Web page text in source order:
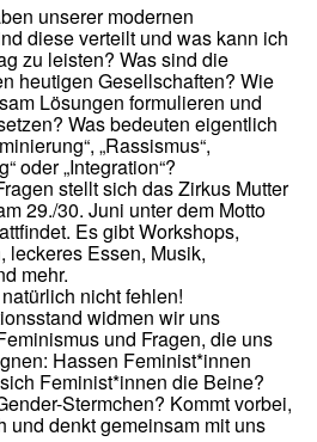
unserer modernen
diese verteilt und was kann ich
zu leisten? Was sind die
heutigen Gesellschaften? Wie
Lösungen formulieren und
Was bedeuten eigentlich
„Rassismus“,
oder „Integration“?
stellt sich das Zirkus Mutter
29./30. Juni unter dem Motto
Es gibt Workshops,
leckeres Essen, Musik,
mehr.
nicht fehlen!
widmen wir uns
und Fragen, die uns
Hassen Feminist*innen
Feminist*innen die Beine?
Stermchen? Kommt vorbei,
und denkt gemeinsam mit uns